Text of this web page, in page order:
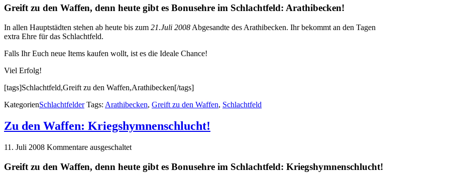
Greift zu den Waffen, denn heute gibt es Bonusehre im Schlachtfeld: Arathibecken!
In allen Hauptstädten stehen ab heute bis zum 21.Juli 2008 Abgesandte des Arathibecken. Ihr bekommt an den Tagen
extra Ehre für das Schlachtfeld.
Falls Ihr Euch neue Items kaufen wollt, ist es die Ideale Chance!
Viel Erfolg!
[tags]Schlachtfeld,Greift zu den Waffen,Arathibecken[/tags]
KategorienSchlachtfelder Tags: Arathibecken, Greift zu den Waffen, Schlachtfeld
Zu den Waffen: Kriegshymnenschlucht!
11. Juli 2008 Kommentare ausgeschaltet
Greift zu den Waffen, denn heute gibt es Bonusehre im Schlachtfeld: Kriegshymnenschlucht!